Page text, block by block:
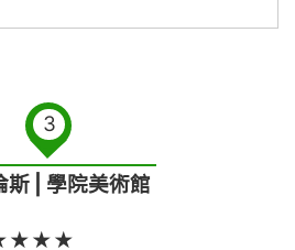
3
斯 | 學院美術館